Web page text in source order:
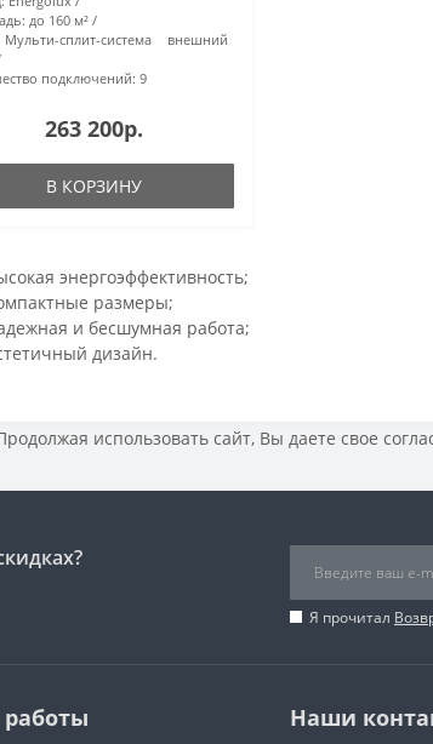
до 160 м²
Мульти-сплит-система внешний
подключений: 9
263 200р.
В КОРЗИНУ
энергоэффективность;
размеры;
и бесшумная работа;
дизайн.
использовать сайт, Вы даете свое
Я прочитал
Наши